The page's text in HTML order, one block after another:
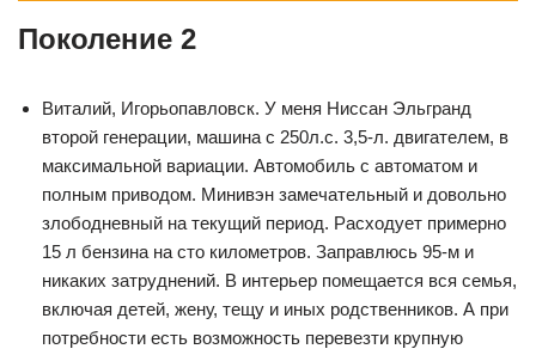
Поколение 2
Виталий, Игорьопавловск. У меня Ниссан Эльгранд
второй генерации, машина с 250л.с. 3,5-л. двигателем, в
максимальной вариации. Автомобиль с автоматом и
полным приводом. Минивэн замечательный и довольно
злободневный на текущий период. Расходует примерно
15 л бензина на сто километров. Заправлюсь 95-м и
никаких затруднений. В интерьер помещается вся семья,
включая детей, жену, тещу и иных родственников. А при
потребности есть возможность перевезти крупную